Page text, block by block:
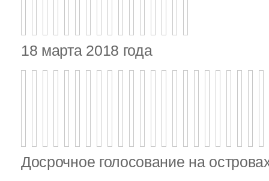
18 марта 2018 года
Досрочное голосование на